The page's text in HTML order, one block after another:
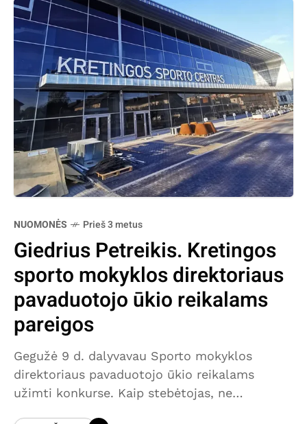
NUOMONĖS Prieš 3 metus
Giedrius Petreikis. Kretingos
sporto mokyklos direktoriaus
pavaduotojo ūkio reikalams
pareigos
Gegužė 9 d. dalyvavau Sporto mokyklos
direktoriaus pavaduotojo ūkio reikalams
užimti konkurse. Kaip stebėtojas, ne